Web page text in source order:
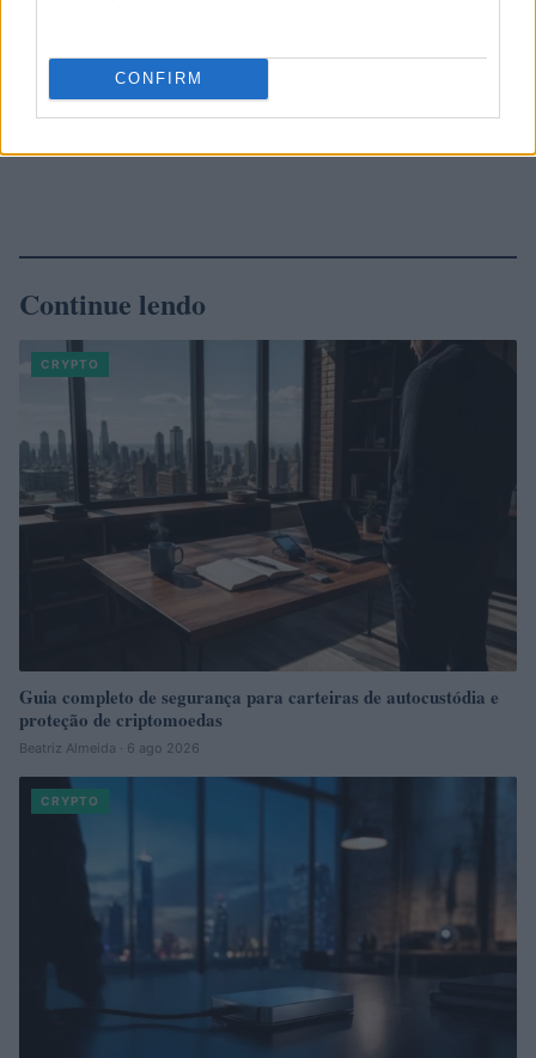
CONFIRM
Continue lendo
CRYPTO
Guia completo de segurança para carteiras de autocustódia e
proteção de criptomoedas
Beatriz Almeida · 6 ago 2026
CRYPTO